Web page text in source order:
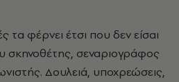
φέρνει έτσι που δεν είσαι
σκηνοθέτης, σεναριογράφος
Δουλειά, υποχρεώσεις,